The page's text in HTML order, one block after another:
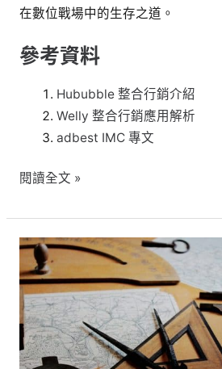
在數位戰場中的生存之道。
參考資料
Hububble 整合行銷介紹
Welly 整合行銷應用解析
adbest IMC 專文
閱讀全文 »
數
位
行
銷
工
具